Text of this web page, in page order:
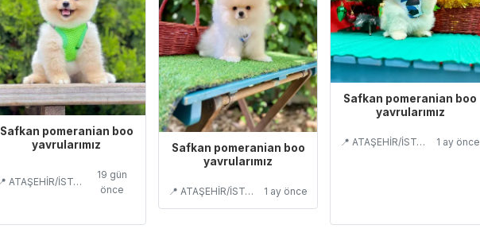
Safkan pomeranian boo
yavrularımız
📍 ATAŞEHİR/İSTANBUL
19 gün
önce
Safkan pomeranian boo
yavrularımız
📍 ATAŞEHİR/İSTANBUL 1 ay önce
Safkan pomeranian boo
yavrularımız
📍 ATAŞEHİR/İSTANBUL 1 ay önce